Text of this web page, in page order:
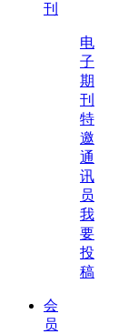
刊
电
子
期
刊
特
邀
通
讯
员
我
要
投
稿
会
员